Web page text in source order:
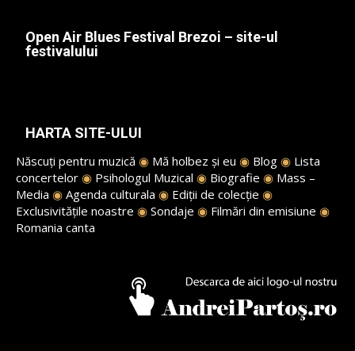
Open Air Blues Festival Brezoi – site-ul
festivalului
HARTA SITE-ULUI
Născuți pentru muzică ◉ Mă holbez și eu ◉ Blog ◉ Lista
concertelor ◉ Psihologul Muzical ◉ Biografie ◉ Mass –
Media ◉ Agenda culturala ◉ Ediții de colecție ◉
Exclusivitățile noastre ◉ Sondaje ◉ Filmări din emisiune ◉
Romania canta